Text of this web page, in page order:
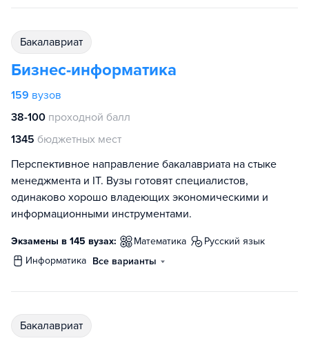
бакалавриат
Бизнес-информатика
159 вузов
38-100 проходной балл
1345 бюджетных мест
Перспективное направление бакалавриата на стыке
менеджмента и IT. Вузы готовят специалистов,
одинаково хорошо владеющих экономическими и
информационными инструментами.
Экзамены в 145 вузах: математика
русский язык
информатика Все варианты
бакалавриат